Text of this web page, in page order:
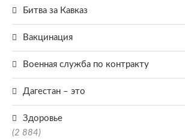
Битва за Кавказ
Вакцинация
Военная служба по контракту
Дагестан – это
Здоровье
(2 884)